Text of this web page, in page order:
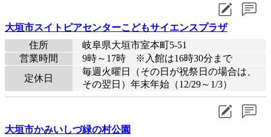
大垣市スイトピアセンターこどもサイエンスプラザ
住所
岐阜県大垣市室本町5-51
営業時間
9時～17時 ※入館は16時30分まで
定休日
毎週火曜日（その日が祝祭日の場合は、
その翌日）年末年始（12/29～1/3）
大垣市かみいしづ緑の村公園